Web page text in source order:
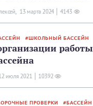
13 мартa 2024 4143
ШКОЛЬНЫЙ БАССЕЙН
работы
июля 2021 10392
ПРОВЕРКИ БАССЕЙН